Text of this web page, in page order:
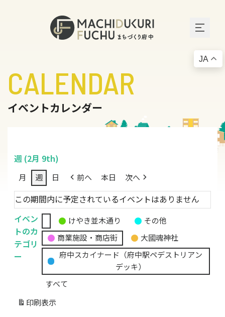
CALENDAR
イベントカレンダー
週 (2月 9th)
月 週 日 前へ 本日 次へ
この期間内に予定されているイベントはありません
イベン
トのカ
テゴリ
ー
無
題
の
カ
テ
ゴ
リ
けやき並木通り
その他
商業施設・商店街
大國魂神社
府中スカイナード（府中駅ペデストリアン
デッキ）
すべて
印刷 表示
JA